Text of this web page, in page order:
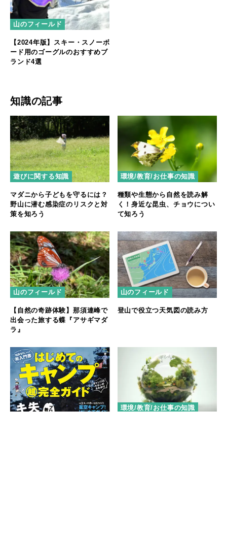
山のフィールド
【2024年版】スキー・スノーボ
ード用のゴーグルのおすすめブ
ランド4選
知識の記事
遊びに関する知識
マダニから子どもを守るには？
野山に潜む感染症のリスクと対
策を知ろう
環境/教育/お仕事の知識
種類や生態から自然を読み解
く！身近な昆虫、チョウについ
て知ろう
山のフィールド
【自然の奇跡体験】那須連峰で
出会った旅する蝶『アサギマダ
ラ』
山のフィールド
登山で役立つ天気図の読み方
環境/教育/お仕事の知識